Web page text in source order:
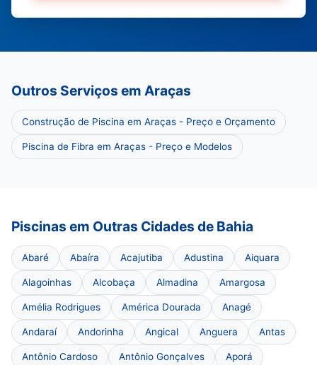
Outros Serviços em Araças
Construção de Piscina em Araças - Preço e Orçamento
Piscina de Fibra em Araças - Preço e Modelos
Piscinas em Outras Cidades de Bahia
Abaré Abaíra Acajutiba Adustina Aiquara
Alagoinhas Alcobaça Almadina Amargosa
Amélia Rodrigues América Dourada Anagé
Andaraí Andorinha Angical Anguera Antas
Antônio Cardoso Antônio Gonçalves Aporá